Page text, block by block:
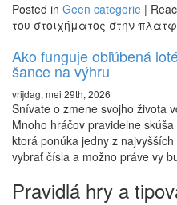
Posted in Geen categorie |
του στοιχήματος στην
Ako funguje obľúbená
šance na výhru
vrijdag, mei 29th, 2026
Snívate o zmene svojho života
Mnoho hráčov pravidelne
ktorá ponúka jedny z
vybrať čísla a možno práve vy
Pravidlá hry a